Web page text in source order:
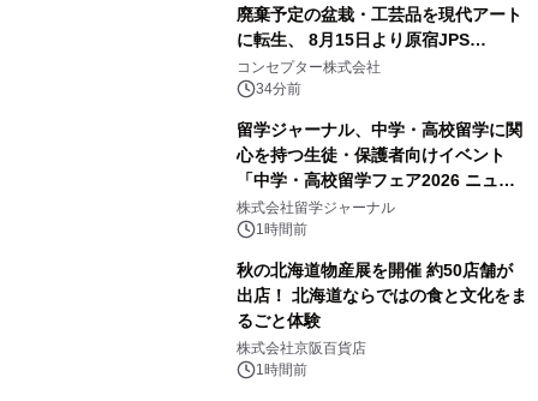
廃棄予定の盆栽・工芸品を現代アート
に転生、 8月15日より原宿JPS
Galleryにて約30点を展示
コンセプター株式会社
34分前
留学ジャーナル、中学・高校留学に関
心を持つ生徒・保護者向けイベント
「中学・高校留学フェア2026 ニュー
ジーランド＆オーストラリア」を
9/12(土)に開催
株式会社留学ジャーナル
1時間前
秋の北海道物産展を開催 約50店舗が
出店！ 北海道ならではの食と文化をま
るごと体験
株式会社京阪百貨店
1時間前